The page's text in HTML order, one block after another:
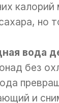
но
вода
без
и